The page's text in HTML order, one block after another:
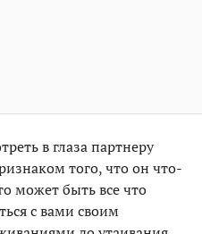
в глаза партнеру
того, что он что-
может быть все что
с вами своим